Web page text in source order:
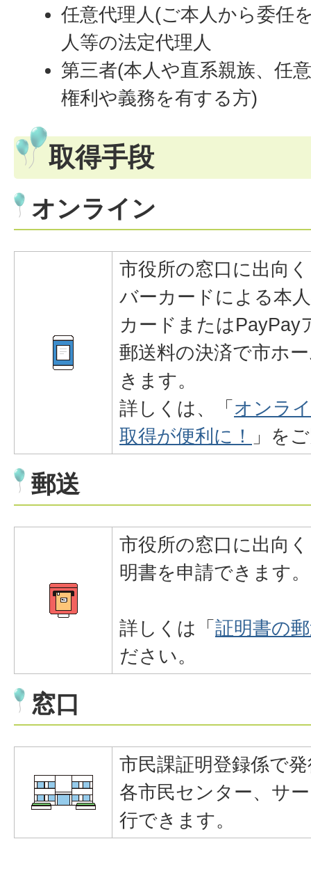
任意代理人(ご本人から委任
人等の法定代理人
第三者(本人や直系親族、任
権利や義務を有する方)
取得手段
オンライン
市役所の窓口に出向
バーカードによる本
カードまたはPayPay
郵送料の決済で市ホ
きます。
詳しくは、「 オンラ
取得が便利に！
」を
郵送
市役所の窓口に出向
明書を申請できます。
詳しくは「 証明書の
ださい。
窓口
市民課証明登録係で
各市民センター、サ
行できます。